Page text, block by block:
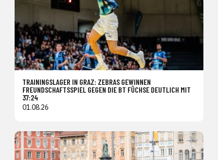
TRAININGSLAGER IN GRAZ: ZEBRAS GEWINNEN
FREUNDSCHAFTSSPIEL GEGEN DIE BT FÜCHSE DEUTLICH MIT
37:24
01.08.26